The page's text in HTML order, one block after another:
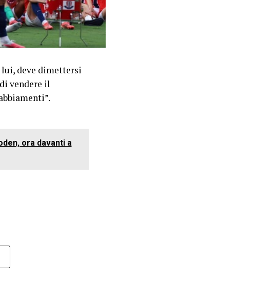
deve dimettersi
vendere il
ora davanti a